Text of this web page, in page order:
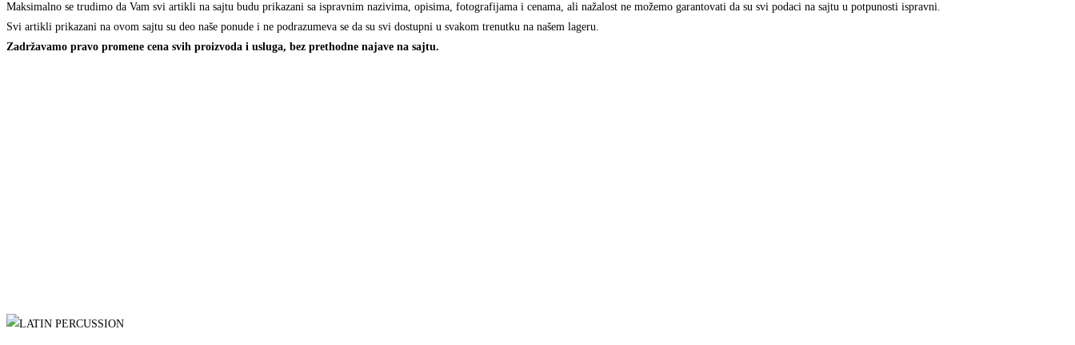
Maksimalno se trudimo da Vam svi artikli na sajtu budu prikazani sa ispravnim nazivima, opisima, fotografijama i cenama, ali nažalost ne možemo garantovati da su svi podaci na sajtu u potpunosti ispravni.
Svi artikli prikazani na ovom sajtu su deo naše ponude i ne podrazumeva se da su svi dostupni u svakom trenutku na našem lageru.
Zadržavamo pravo promene cena svih proizvoda i usluga, bez prethodne najave na sajtu.